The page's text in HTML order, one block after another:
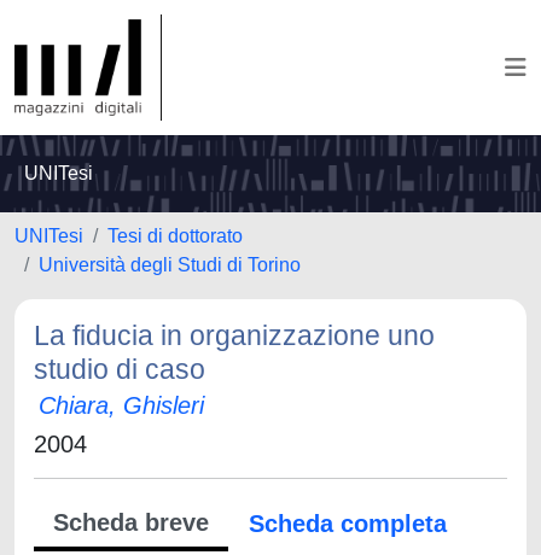
UNITesi
UNITesi
Tesi di dottorato
Università degli Studi di Torino
La fiducia in organizzazione uno
studio di caso
Chiara, Ghisleri
2004
Scheda breve
Scheda completa